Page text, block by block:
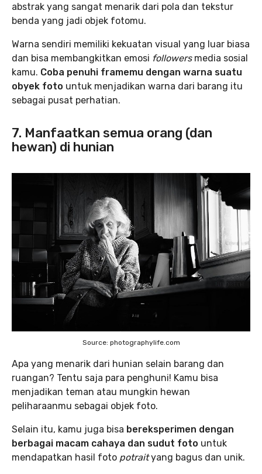
abstrak yang sangat menarik dari pola dan tekstur
benda yang jadi objek fotomu.
Warna sendiri memiliki kekuatan visual yang luar biasa
dan bisa membangkitkan emosi followersmedia sosial
kamu. Coba penuhi framemu dengan warna suatu
obyek foto untuk menjadikan warna dari barang itu
sebagai pusat perhatian.
7. Manfaatkan semua orang (dan
hewan) di hunian
Source: photographylife.com
Apa yang menarik dari hunian selain barang dan
ruangan? Tentu saja para penghuni! Kamu bisa
menjadikan teman atau mungkin hewan
peliharaanmu sebagai objek foto.
Selain itu, kamu juga bisa bereksperimen dengan
berbagai macam cahaya dan sudut foto untuk
mendapatkan hasil foto potraityang bagus dan unik.